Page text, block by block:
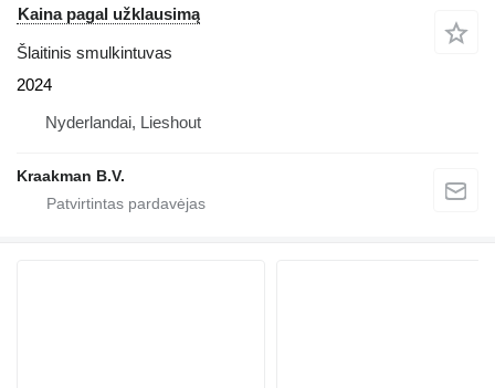
Kaina pagal užklausimą
Šlaitinis smulkintuvas
2024
Nyderlandai, Lieshout
Kraakman B.V.